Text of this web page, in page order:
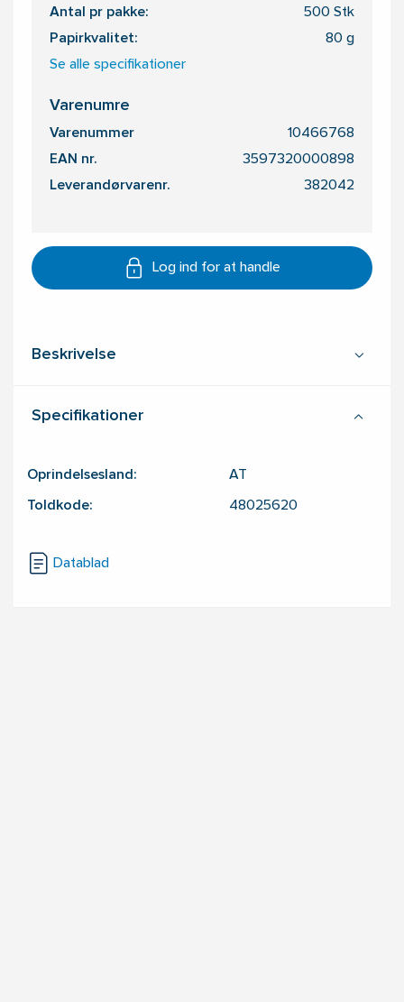
Antal pr pakke: 500 Stk
Papirkvalitet: 80 g
Se alle specifikationer
Varenumre
Varenummer 10466768
EAN nr. 3597320000898
Leverandørvarenr. 382042
Log ind for at handle
Beskrivelse
Specifikationer
Oprindelsesland: AT
Toldkode: 48025620
Datablad